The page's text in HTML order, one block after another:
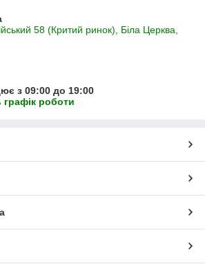
58 (Критий ринок), Біла Церква,
з 09:00 до 19:00
графік роботи